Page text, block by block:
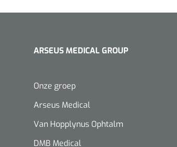
ARSEUS MEDICAL GROUP
Onze groep
Arseus Medical
Van Hopplynus Ophtalm
DMB Medical